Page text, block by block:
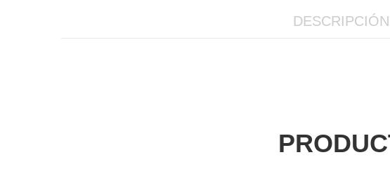
DESCRIPCIÓN